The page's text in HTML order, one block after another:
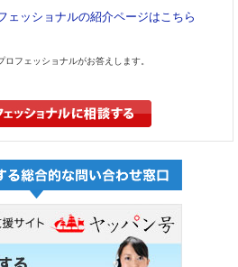
ェッショナルの紹介ページはこちら
ロフェッショナルがお答えします。